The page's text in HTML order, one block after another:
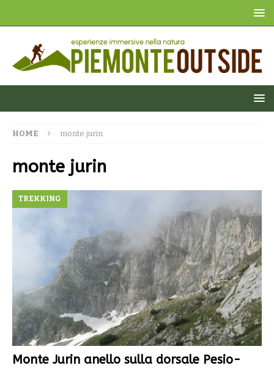
HOME monte jurin
monte jurin
TREKKING
Monte Jurin anello sulla dorsale Pesio-